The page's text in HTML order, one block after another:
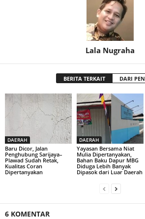
Lala Nugraha
BERITA TERKAIT DARI
DAERAH
Baru Dicor, Jalan
Penghubung Sarijaya–
Plawad Sudah Retak,
Kualitas Coran
Dipertanyakan
DAERAH
Yayasan Bersama Niat
Mulia Dipertanyakan,
Bahan Baku Dapur MBG
Diduga Lebih Banyak
Dipasok dari Luar Daerah
6 KOMENTAR